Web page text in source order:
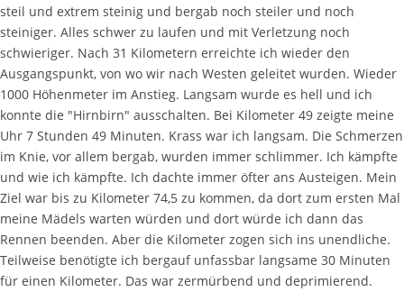
steil und extrem steinig und bergab noch steiler und noch
steiniger. Alles schwer zu laufen und mit Verletzung noch
schwieriger. Nach 31 Kilometern erreichte ich wieder den
Ausgangspunkt, von wo wir nach Westen geleitet wurden. Wieder
1000 Höhenmeter im Anstieg. Langsam wurde es hell und ich
konnte die "Hirnbirn" ausschalten. Bei Kilometer 49 zeigte meine
Uhr 7 Stunden 49 Minuten. Krass war ich langsam. Die Schmerzen
im Knie, vor allem bergab, wurden immer schlimmer. Ich kämpfte
und wie ich kämpfte. Ich dachte immer öfter ans Austeigen. Mein
Ziel war bis zu Kilometer 74,5 zu kommen, da dort zum ersten Mal
meine Mädels warten würden und dort würde ich dann das
Rennen beenden. Aber die Kilometer zogen sich ins unendliche.
Teilweise benötigte ich bergauf unfassbar langsame 30 Minuten
für einen Kilometer. Das war zermürbend und deprimierend.